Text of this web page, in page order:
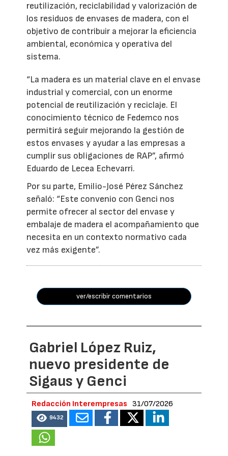
reutilización, reciclabilidad y valorización de
los residuos de envases de madera, con el
objetivo de contribuir a mejorar la eficiencia
ambiental, económica y operativa del
sistema.
“La madera es un material clave en el envase
industrial y comercial, con un enorme
potencial de reutilización y reciclaje. El
conocimiento técnico de Fedemco nos
permitirá seguir mejorando la gestión de
estos envases y ayudar a las empresas a
cumplir sus obligaciones de RAP”, afirmó
Eduardo de Lecea Echevarri.
Por su parte, Emilio-José Pérez Sánchez
señaló: “Este convenio con Genci nos
permite ofrecer al sector del envase y
embalaje de madera el acompañamiento que
necesita en un contexto normativo cada
vez más exigente”.
ver/escribir comentarios
Gabriel López Ruiz,
nuevo presidente de
Sigaus y Genci
Redacción Interempresas 31/07/2026
9432